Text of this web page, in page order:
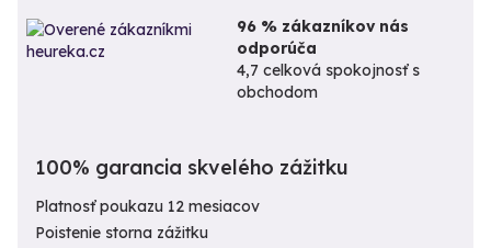
96 % zákazníkov nás
odporúča
4,7 celková spokojnosť s
obchodom
100% garancia skvelého zážitku
Platnosť poukazu 12 mesiacov
Poistenie storna zážitku